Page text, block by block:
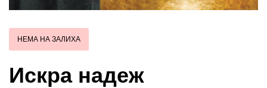
НЕМА НА ЗАЛИХА
Искра надеж